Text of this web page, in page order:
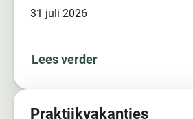
31 juli 2026
Lees verder
Praktijkvakanties